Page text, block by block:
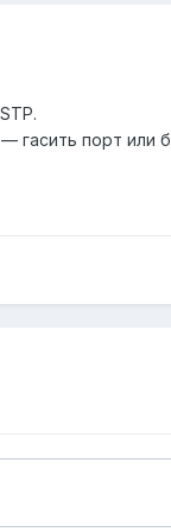
гасить порт или